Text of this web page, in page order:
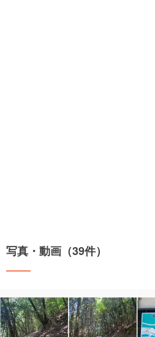
写真・動画（39件）